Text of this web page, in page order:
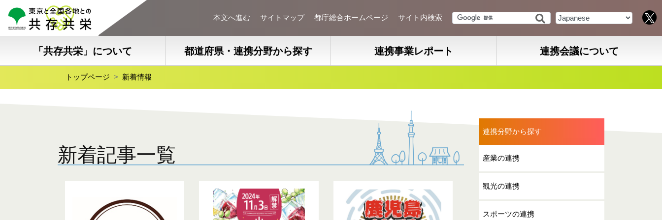
本文へ進む サイトマップ 都庁総合ホームページ サイト内検索
「共存共栄」について 都道府県・連携分野から探す 連携事業レポート 連携会議について
トップページ 新着情報
新着記事一覧
連携分野から探す
産業の連携
観光の連携
スポーツの連携